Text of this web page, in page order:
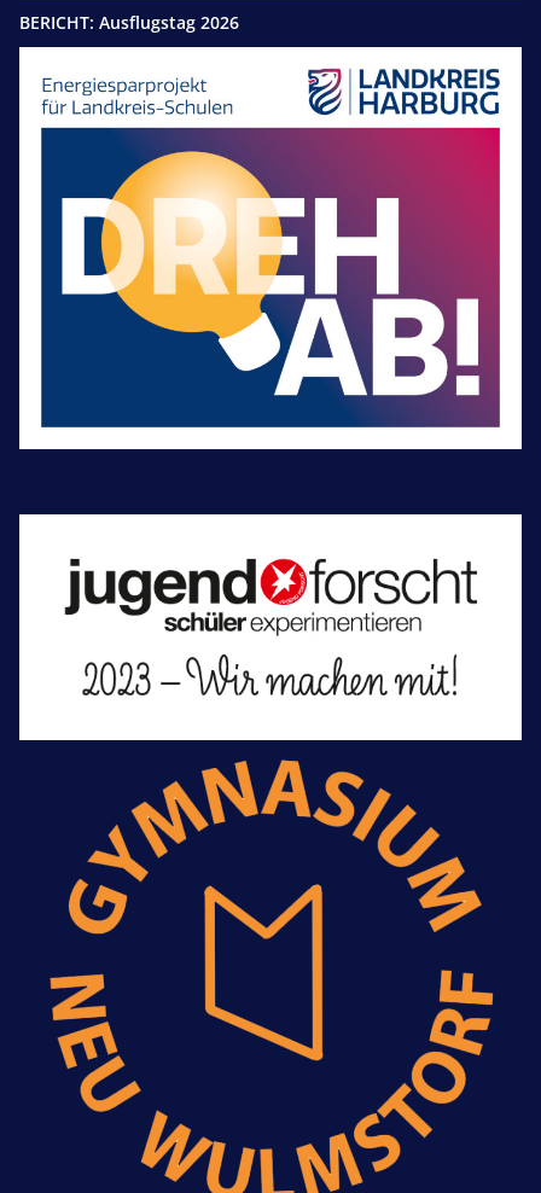
BERICHT: Ausflugstag 2026